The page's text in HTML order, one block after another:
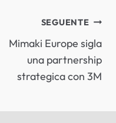
SEGUENTE
Mimaki Europe sigla
una partnership
strategica con 3M